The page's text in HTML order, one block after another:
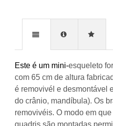
Este é um mini-esqueleto
com 65 cm de altura
é removivél e desmontável
do crânio, mandíbula). Os
removivéis. O modo em
quadris são montadas